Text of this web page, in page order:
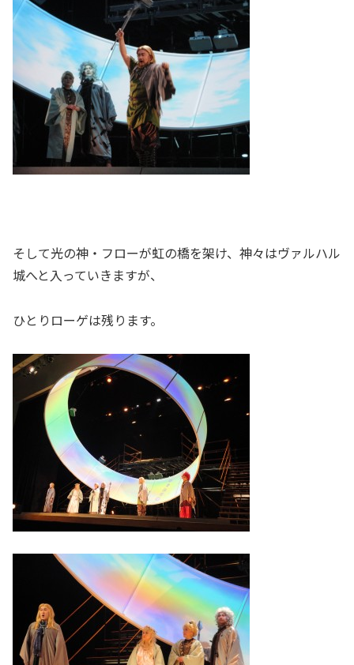
そして光の神・フローが虹の橋を架け、神々はヴァルハル
城へと入っていきますが、
ひとりローゲは残ります。